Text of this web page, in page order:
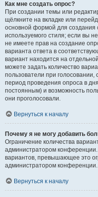
Как мне создать опрос?
При создании темы или
щёлкните на вкладке или
основной формой для создания
используемого стиля; если вы
не имеете прав на создание
варианта ответа в
вариант находится на
можете задать количество
пользователи при
период проведения опроса в
постоянным) и возможность
они проголосовали.
Вернуться к началу
Почему я не могу добавить
Ограничение количества
администратором
вариантов, превышающее это
администратором конференции.
Вернуться к началу